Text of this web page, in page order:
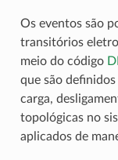
Os eventos são
transitórios
meio do código
que são
carga,
topológicas no
aplicados de